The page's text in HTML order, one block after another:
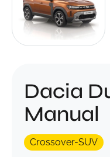
Dacia
Manual
Crossover-SUV